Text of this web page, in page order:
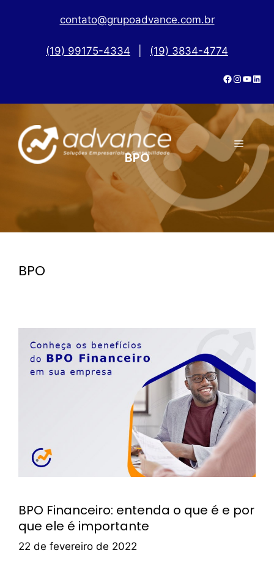
contato@grupoadvance.com.br
(19) 99175-4334 (19) 3834-4774
BPO
BPO
BPO Financeiro: entenda o que é e por
que ele é importante
22 de fevereiro de 2022